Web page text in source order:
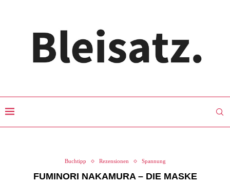
Buchtipp Rezensionen Spannung
FUMINORI NAKAMURA – DIE MASKE